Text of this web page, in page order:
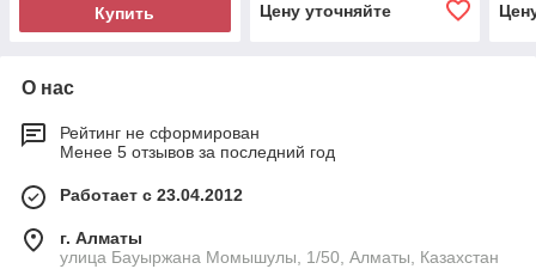
Купить Цену уточняйте
О нас
Рейтинг не сформирован
Менее 5 отзывов за последний год
Работает с 23.04.2012
г. Алматы
улица Бауыржана Момышулы, 1/50, Алматы, Казахстан